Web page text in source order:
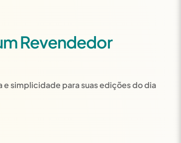
Revendedor
e simplicidade para suas edições do dia